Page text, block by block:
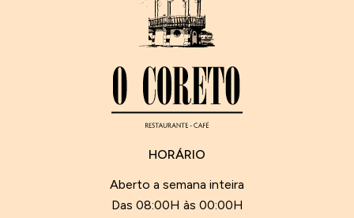
HORÁRIO
Aberto a semana inteira
Das 08:00H às 00:00H